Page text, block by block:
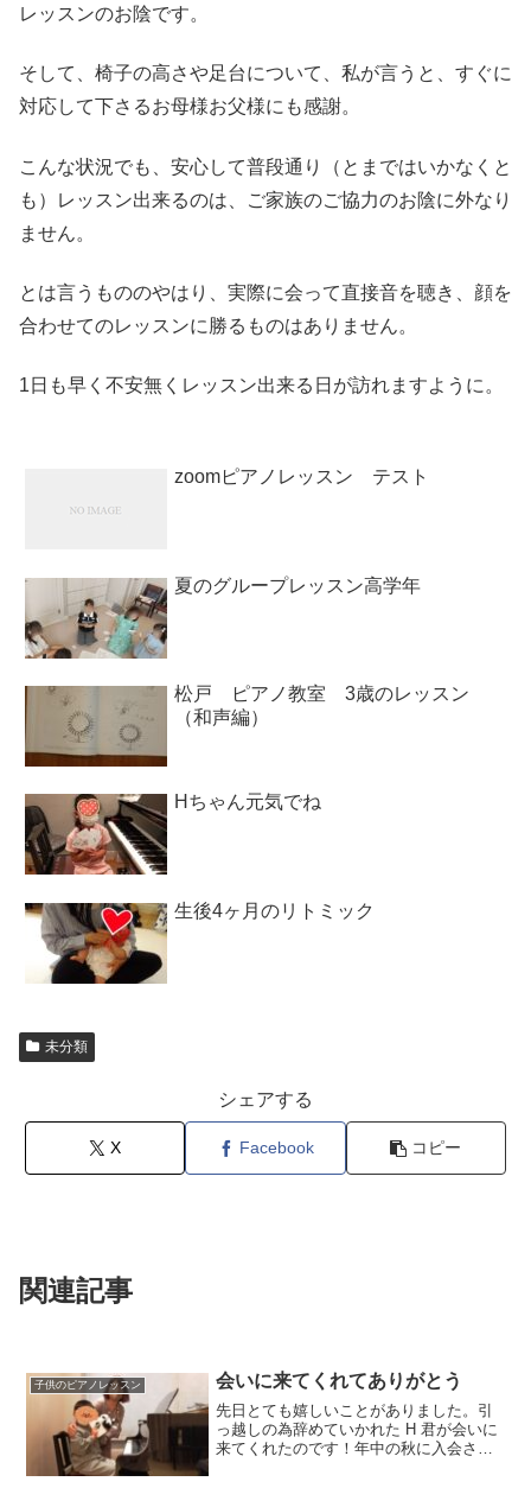
レッスンのお陰です。
そして、椅子の高さや足台について、私が言うと、すぐに
対応して下さるお母様お父様にも感謝。
こんな状況でも、安心して普段通り（とまではいかなくと
も）レッスン出来るのは、ご家族のご協力のお陰に外なり
ません。
とは言うもののやはり、実際に会って直接音を聴き、顔を
合わせてのレッスンに勝るものはありません。
1日も早く不安無くレッスン出来る日が訪れますように。
zoomピアノレッスン テスト
夏のグループレッスン高学年
松戸 ピアノ教室 3歳のレッスン
（和声編）
Hちゃん元気でね
生後4ヶ月のリトミック
未分類
シェアする
X Facebook コピー
関連記事
子供のピアノレッスン 会いに来てくれてありがとう
先日とても嬉しいことがありました。引
っ越しの為辞めていかれた H 君が会いに
来てくれたのです！年中の秋に入会さ